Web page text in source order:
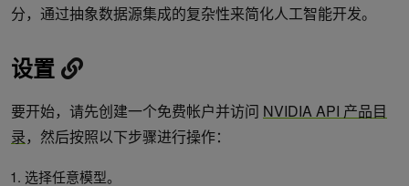
分，通过抽象数据源集成的复杂性来简化人工智能开发。
设置
要开始，请先创建一个免费帐户并访问 NVIDIA API 产品目
录，然后按照以下步骤进行操作：
选择任意模型。